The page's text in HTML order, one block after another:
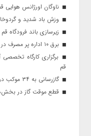
ناوگان اورژانس هوایی
وزش باد شدید و
زیرسازی باند فرودگاه
برق ۱۰ اداره پر مصرف در قم قطع شد
برگزاری کارگاه تخصصی
قم
گازرسانی به ۳۴ موکب در قم طی یک ماه گذشته
قطع موقت گاز در